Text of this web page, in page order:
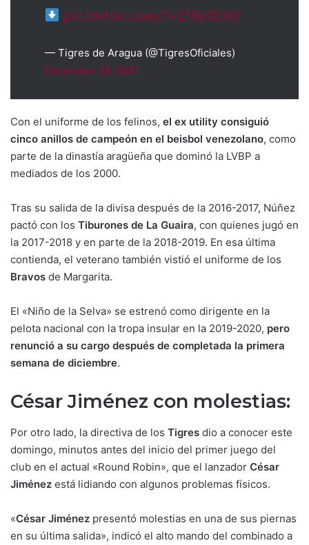
pic.twitter.com/7vZ1RpfDXO
— Tigres de Aragua (@TigresOficiales)
December 26, 2021
Con el uniforme de los felinos, el ex utility consiguió
cinco anillos de campeón en el beisbol venezolano, como
parte de la dinastía aragüeña que dominó la LVBP a
mediados de los 2000.
Tras su salida de la divisa después de la 2016-2017, Núñez
pactó con los Tiburones de La Guaira, con quienes jugó en
la 2017-2018 y en parte de la 2018-2019. En esa última
contienda, el veterano también vistió el uniforme de los
Bravos de Margarita.
El «Niño de la Selva» se estrenó como dirigente en la
pelota nacional con la tropa insular en la 2019-2020, pero
renunció a su cargo después de completada la primera
semana de diciembre.
César Jiménez con molestias:
Por otro lado, la directiva de los Tigres dio a conocer este
domingo, minutos antes del inicio del primer juego del
club en el actual «Round Robin», que el lanzador César
Jiménez está lidiando con algunos problemas físicos.
«César Jiménez presentó molestias en una de sus piernas
en su última salida», indicó el alto mando del combinado a